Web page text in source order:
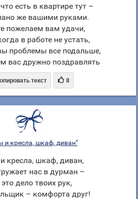
есть в квартире тут –
же вашими руками.
пожелаем вам удачи,
в работе не устать,
проблемы все подальше,
вас дружно поздравлять
текст  8
и кресла, шкаф, диван"
кресла, шкаф, диван,
нас в дурман –
это дело твоих рук,
– комфорта друг!